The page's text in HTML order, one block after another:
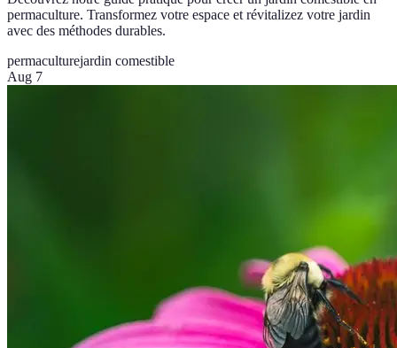
permaculture. Transformez votre espace et révitalizez votre jardin
avec des méthodes durables.
permaculturejardin comestible
Aug 7